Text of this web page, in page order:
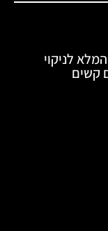
לניקוי
קשים